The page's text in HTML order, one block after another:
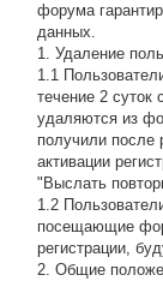
форума
данных.
1. Удаление
1.1
течение 2 суток
удаляются из
получили после
активации
"Выслать
1.2
посещающие
регистрации,
2. Общие